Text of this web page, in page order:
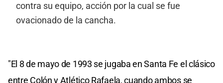
contra su equipo, acción por la cual se fue
ovacionado de la cancha.
"El 8 de mayo de 1993 se jugaba en Santa Fe el clásico
entre Colón y Atlético Rafaela, cuando ambos se